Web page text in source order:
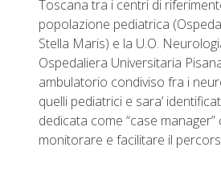
Toscana tra i centri di
popolazione pediatrica
Stella Maris) e la U.O.
Ospedaliera Universitaria
ambulatorio condiviso fra i
quelli pediatrici e sara’
dedicata come “case
monitorare e facilitare il